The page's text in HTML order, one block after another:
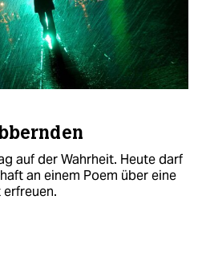
auf der Wahrheit. Heute darf
an einem Poem über eine